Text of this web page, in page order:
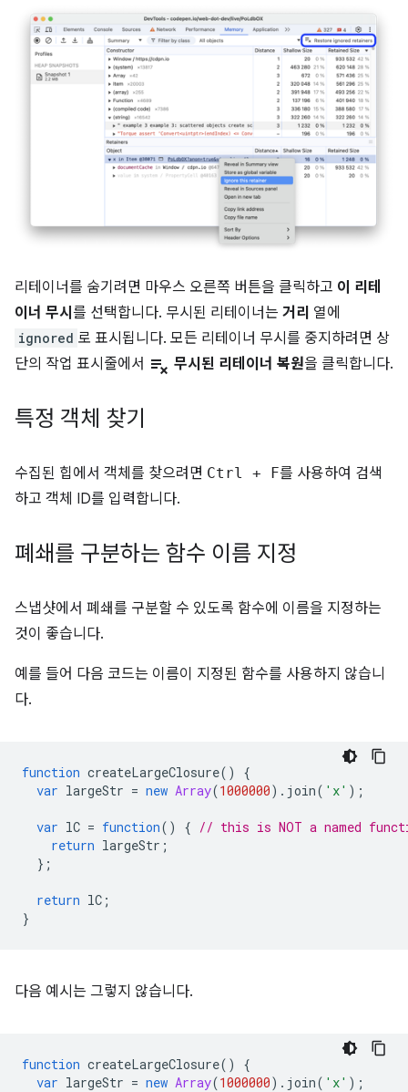
리테이너를 숨기려면 마우스 오른쪽 버튼을 클릭하고 이 리테
이너 무시 를 선택합니다. 무시된 리테이너는 거리 열에
ignored 로 표시됩니다. 모든 리테이너 무시를 중지하려면 상
단의 작업 표시줄에서 playlist_remove 무시된 리테이너 복원을 클릭합니다.
특정 객체 찾기
수집된 힙에서 객체를 찾으려면 Ctrl + F를 사용하여 검색
하고 객체 ID를 입력합니다.
폐쇄를 구분하는 함수 이름 지정
스냅샷에서 폐쇄를 구분할 수 있도록 함수에 이름을 지정하는
것이 좋습니다.
예를 들어 다음 코드는 이름이 지정된 함수를 사용하지 않습니
다.
function createLargeClosure()
{
var largeStr = new Array(1000000). join( 'x' );
var lC = function() { // this is NOT a named
return largeStr ;
};
return lC ;
}
다음 예시는 그렇지 않습니다.
function createLargeClosure()
{
var largeStr = new Array(1000000). join( 'x' );